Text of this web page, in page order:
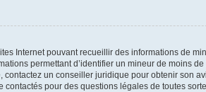
Internet pouvant recueillir des informations de
permettant d’identifier un mineur de moins de
un conseiller juridique pour obtenir son
pour des questions légales de toutes